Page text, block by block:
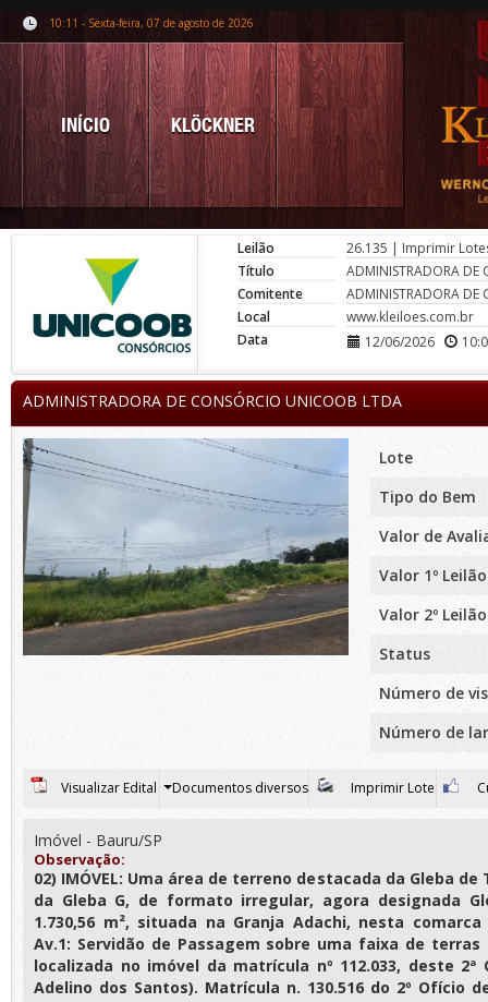
10:11 - Sexta-feira, 07 de agosto de 2026
INÍCIO KLÖCKNER
Leilão 26.135 | Imprimir
Título
ADMINISTRADORA DE
Comitente
ADMINISTRADORA DE
Local
www.kleiloes.com.br
Data
12/06/2026
ADMINISTRADORA DE CONSÓRCIO UNICOOB LTDA
Lote
Tipo do Bem
Valor de
Valor 1º Leilão
Valor 2º Leilão
Status
Número de
Número de
Visualizar Edital Documentos diversos Imprimir Lote
Imóvel - Bauru/SP
Observação:
02) IMÓVEL: Uma área de terreno destacada da Gleba
da Gleba G, de formato irregular, agora designada
1.730,56 m², situada na Granja Adachi, nesta
Av.1: Servidão de Passagem sobre uma faixa de terras
localizada no imóvel da matrícula nº 112.033, deste 2ª
Adelino dos Santos). Matrícula n. 130.516 do 2º Ofício